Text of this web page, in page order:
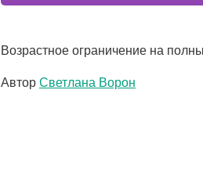
Возрастное ограничение на
Метки
Автор Светлана Ворон